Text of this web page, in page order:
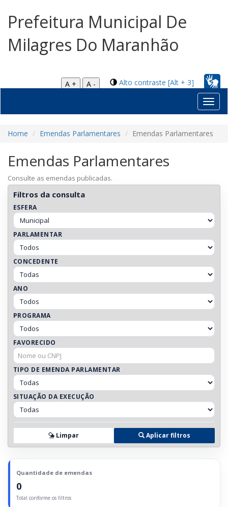
Prefeitura Municipal De
Milagres Do Maranhão
Alto contraste [Alt + 3]
A +
A -
Home Emendas Parlamentares Emendas Parlamentares
Emendas Parlamentares
Consulte as emendas publicadas.
Filtros da consulta
ESFERA
PARLAMENTAR
CONCEDENTE
ANO
PROGRAMA
FAVORECIDO
TIPO DE EMENDA PARLAMENTAR
SITUAÇÃO DA EXECUÇÃO
Limpar Aplicar filtros
Quantidade de emendas
0
Total conforme os filtros